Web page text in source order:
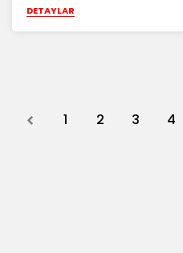
DETAYLAR
Previous
1 2 3 4